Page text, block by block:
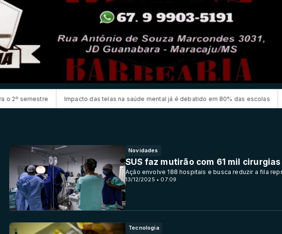
Impacto das telas na saúde mental já é debatido em 80% das escolas Inscrições para
Novidades
13/12/2025 • 07:09
SUS faz mutirão com 61 mil
Ação envolve 188 hospitais e busca reduzir a fila
Tecnologia